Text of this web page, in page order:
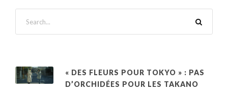
« DES FLEURS POUR TOKYO » : PAS
D’ORCHIDÉES POUR LES TAKANO